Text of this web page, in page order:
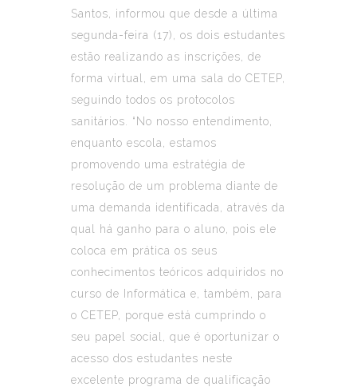
Santos, informou que desde a última
segunda-feira (17), os dois estudantes
estão realizando as inscrições, de
forma virtual, em uma sala do CETEP,
seguindo todos os protocolos
sanitários. “No nosso entendimento,
enquanto escola, estamos
promovendo uma estratégia de
resolução de um problema diante de
uma demanda identificada, através da
qual há ganho para o aluno, pois ele
coloca em prática os seus
conhecimentos teóricos adquiridos no
curso de Informática e, também, para
o CETEP, porque está cumprindo o
seu papel social, que é oportunizar o
acesso dos estudantes neste
excelente programa de qualificação